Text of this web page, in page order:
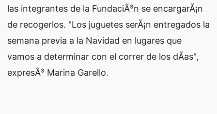
las integrantes de la FundaciÃ³n se encargarÃ¡n
de recogerlos. "Los juguetes serÃ¡n entregados la
semana previa a la Navidad en lugares que
vamos a determinar con el correr de los dÃ­as",
expresÃ³ Marina Garello.